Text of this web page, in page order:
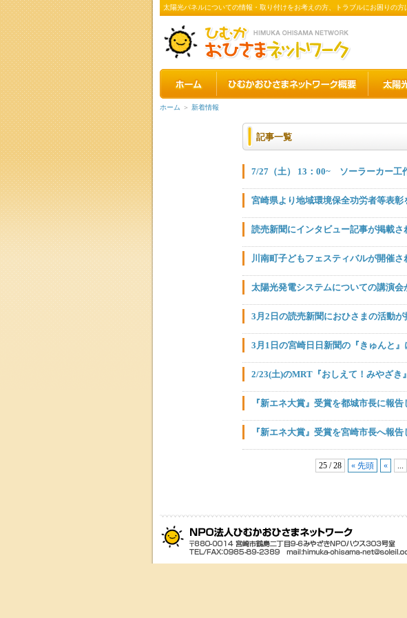
太陽光パネルについての情報・取り付けをお考えの方、トラブルにお困りの方
ホーム ＞ 新着情報
記事一覧
7/27（土） 13：00~ ソーラーカー工
宮崎県より地域環境保全功労者等表彰
読売新聞にインタビュー記事が掲載さ
川南町子どもフェスティバルが開催さ
太陽光発電システムについての講演会
3月2日の読売新聞におひさまの活動が
3月1日の宮崎日日新聞の『きゅんと』
2/23(土)のMRT『おしえて！みやざき
『新エネ大賞』受賞を都城市長に報告
『新エネ大賞』受賞を宮崎市長へ報告
25 / 28 « 先頭 «